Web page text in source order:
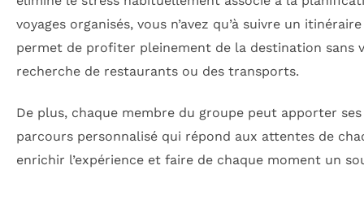
voyages organisés, vous n’avez qu’à suivre un
permet de profiter pleinement de la destination sans
recherche de restaurants ou des transports.
De plus, chaque membre du groupe peut apporter
parcours personnalisé qui répond aux attentes de
enrichir l’expérience et faire de chaque moment un